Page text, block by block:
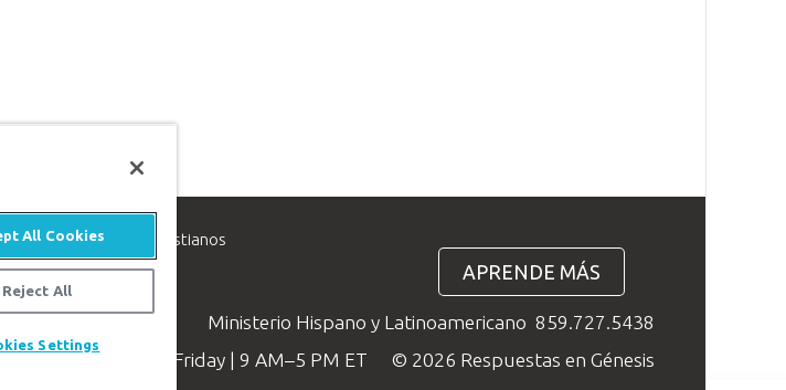
a ayudar a los cristianos
APRENDE MÁS
Ministerio Hispano y Latinoamericano 859.727.5438
Available Monday–Friday | 9 AM–5 PM ET
© 2026 Respuestas en Génesis
All Cookies
Reject All
Settings